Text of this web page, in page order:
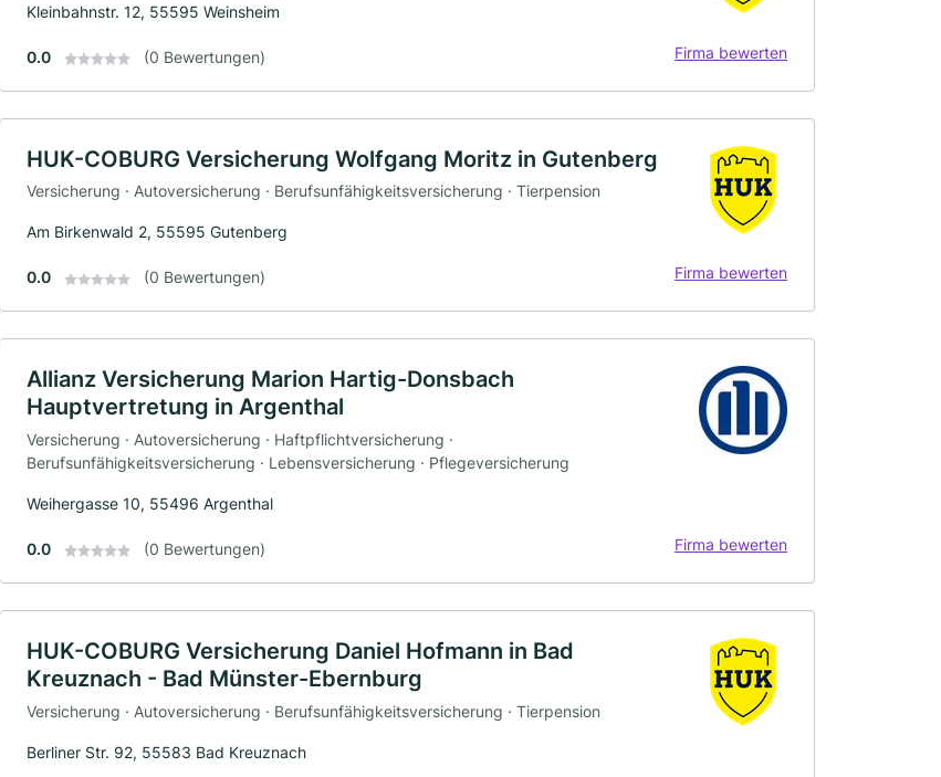
Kleinbahnstr. 12, 55595 Weinsheim
0.0 (0 Bewertungen) Firma bewerten
HUK-COBURG Versicherung Wolfgang Moritz in Gutenberg
Versicherung · Autoversicherung · Berufsunfähigkeitsversicherung · Tierpension
Am Birkenwald 2, 55595 Gutenberg
0.0 (0 Bewertungen) Firma bewerten
Allianz Versicherung Marion Hartig-Donsbach
Hauptvertretung in Argenthal
Versicherung · Autoversicherung · Haftpflichtversicherung ·
Berufsunfähigkeitsversicherung · Lebensversicherung · Pflegeversicherung
Weihergasse 10, 55496 Argenthal
0.0 (0 Bewertungen) Firma bewerten
HUK-COBURG Versicherung Daniel Hofmann in Bad
Kreuznach - Bad Münster-Ebernburg
Versicherung · Autoversicherung · Berufsunfähigkeitsversicherung · Tierpension
Berliner Str. 92, 55583 Bad Kreuznach